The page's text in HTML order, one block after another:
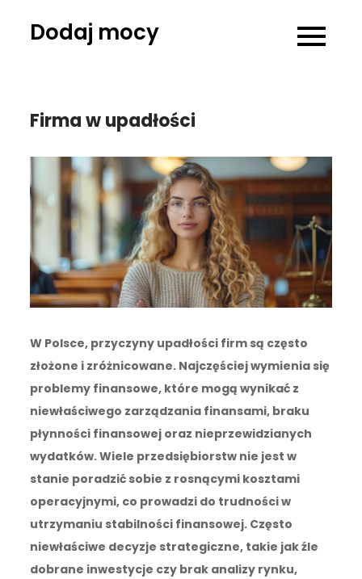
Dodaj mocy
Firma w upadłości
W Polsce, przyczyny upadłości firm są często
złożone i zróżnicowane. Najczęściej wymienia się
problemy finansowe, które mogą wynikać z
niewłaściwego zarządzania finansami, braku
płynności finansowej oraz nieprzewidzianych
wydatków. Wiele przedsiębiorstw nie jest w
stanie poradzić sobie z rosnącymi kosztami
operacyjnymi, co prowadzi do trudności w
utrzymaniu stabilności finansowej. Często
niewłaściwe decyzje strategiczne, takie jak źle
dobrane inwestycje czy brak analizy rynku,